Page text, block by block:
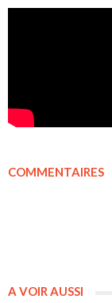
COMMENTAIRES
A VOIR AUSSI